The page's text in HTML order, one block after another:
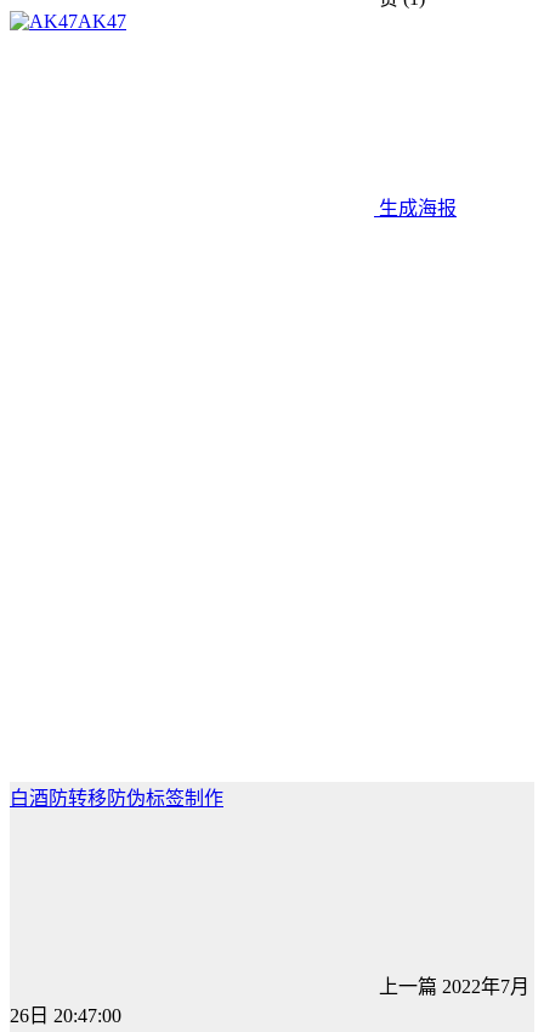
AK47
生成海报
白酒防转移防伪标签制作
上一篇 2022年7月
26日 20:47:00